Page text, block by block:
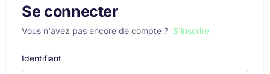
Se connecter
Vous n'avez pas encore de compte ? S'inscrire
Identifiant